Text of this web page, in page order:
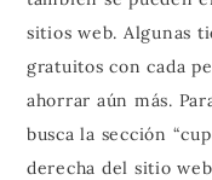
sitios web. Algunas
gratuitos con cada
ahorrar aún más.
busca la sección
derecha del sitio